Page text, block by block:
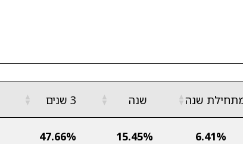
שנה▲
▼ שנה ▲
▼ 3 שנים ▲
▼
6.41%
15.45%
47.66%